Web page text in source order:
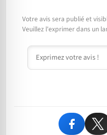
Votre avis sera publié et
Veuillez l'exprimer dans un
Commentaire